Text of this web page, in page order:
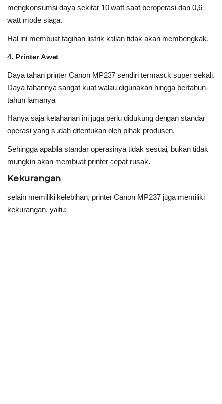
mengkonsumsi daya sekitar 10 watt saat beroperasi dan 0,6
watt mode siaga.
Hal ini membuat tagihan listrik kalian tidak akan membengkak.
4. Printer Awet
Daya tahan printer Canon MP237 sendiri termasuk super sekali.
Daya tahannya sangat kuat walau digunakan hingga bertahun-
tahun lamanya.
Hanya saja ketahanan ini juga perlu didukung dengan standar
operasi yang sudah ditentukan oleh pihak produsen.
Sehingga apabila standar operasinya tidak sesuai, bukan tidak
mungkin akan membuat printer cepat rusak.
Kekurangan
selain memiliki kelebihan, printer Canon MP237 juga memiliki
kekurangan, yaitu: